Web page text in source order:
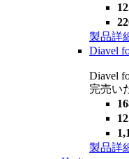
製品詳
Diavel
Diavel
完売い
製品詳